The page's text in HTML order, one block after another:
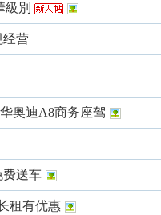
級別
经营
奥迪A8商务座驾
费送车
租有优惠